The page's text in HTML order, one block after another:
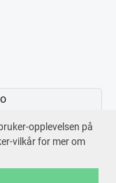
opplevelsen på
vilkår for mer om